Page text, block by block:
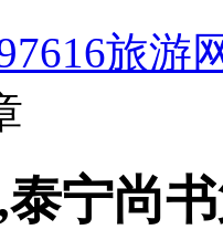
旅游
宁尚